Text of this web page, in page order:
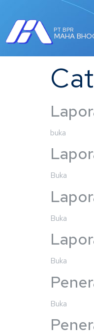
PT BPR
MAHA
buka
Buka
Buka
Buka
Buka